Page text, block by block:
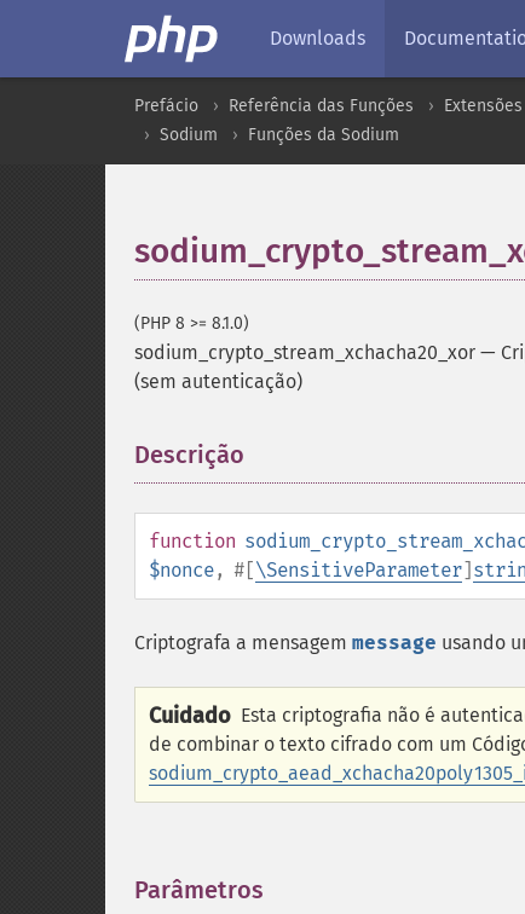
Downloads
Prefácio Referência das Funções
Sodium
Funções da Sodium
(PHP 8 >= 8.1.0)
sodium_crypto_stream_xchacha20_xor —
(sem autenticação)
Descrição
function
$nonce, #[\SensitiveParameter]
Criptografa a mensagem message usando
Cuidado Esta criptografia não é
de combinar o texto cifrado com um
Parâmetros